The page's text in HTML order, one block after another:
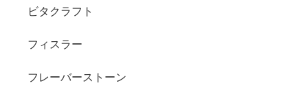
ビタクラフト
フィスラー
フレーバーストーン